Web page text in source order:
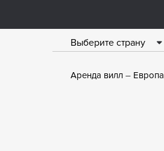
Выберите страну
Аренда вилл Европа